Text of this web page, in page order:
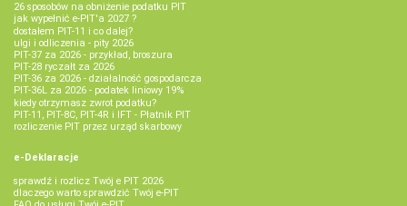
26 sposobów na obniżenie podatku PIT
jak wypełnić e-PIT'a 2027 ?
dostałem PIT-11 i co dalej?
ulgi i odliczenia - pity 2026
PIT-37 za 2026 - przykład, broszura
PIT-28 ryczałt za 2026
PIT-36 za 2026 - działalność gospodarcza
PIT-36L za 2026 - podatek liniowy 19%
kiedy otrzymasz zwrot podatku?
PIT-11, PIT-8C, PIT-4R i IFT - Płatnik PIT
rozliczenie PIT przez urząd skarbowy
e-Deklaracje
sprawdź i rozlicz Twój e PIT 2026
dlaczego warto sprawdzić Twój e-PIT